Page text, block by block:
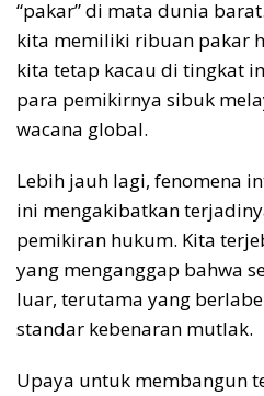
“pakar” di mata dunia
kita memiliki ribuan pakar
kita tetap kacau di tingkat
para pemikirnya sibuk
wacana global.
Lebih jauh lagi, fenomena
ini mengakibatkan
pemikiran hukum. Kita
yang menganggap bahwa
luar, terutama yang
standar kebenaran mutlak.
Upaya untuk membangun